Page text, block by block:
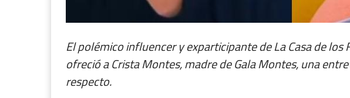
El polémico influencer y exparticipante de La Casa de los
ofreció a Crista Montes, madre de Gala Montes, una
respecto.